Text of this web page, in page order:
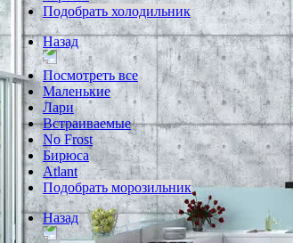
Подобрать холодильник
Назад
Посмотреть все
Маленькие
Лари
Встраиваемые
No Frost
Бирюса
Atlant
Подобрать морозильник
Назад